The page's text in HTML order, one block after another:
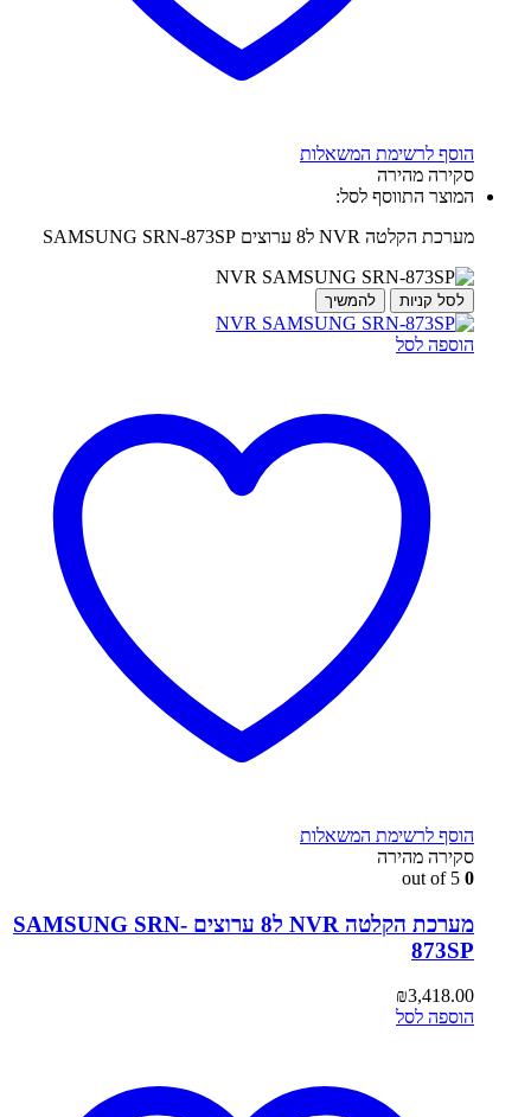
הוסף לרשימת המשאלות
סקירה מהירה
המוצר התווסף לסל:
מערכת הקלטה NVR ל8 ערוצים SAMSUNG SRN-873SP
לסל קניות להמשיך
הוספה לסל
הוסף לרשימת המשאלות
סקירה מהירה
0
מערכת הקלטה NVR ל8 ערוצים SAMSUNG SRN-
873SP
₪3,418.00
הוספה לסל